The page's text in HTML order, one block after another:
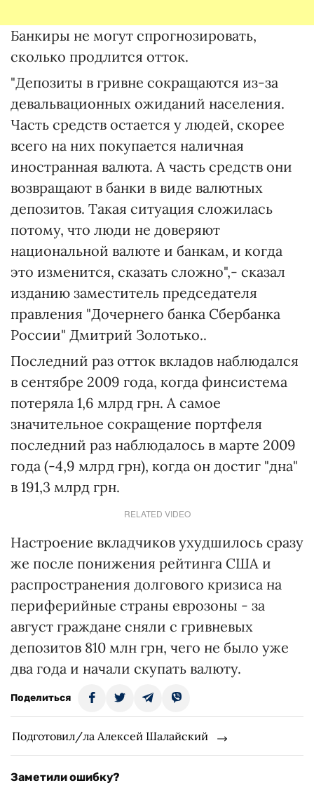
Банкиры не могут спрогнозировать,
сколько продлится отток.
"Депозиты в гривне сокращаются из-за
девальвационных ожиданий населения.
Часть средств остается у людей, скорее
всего на них покупается наличная
иностранная валюта. А часть средств они
возвращают в банки в виде валютных
депозитов. Такая ситуация сложилась
потому, что люди не доверяют
национальной валюте и банкам, и когда
это изменится, сказать сложно",- сказал
изданию заместитель председателя
правления "Дочернего банка Сбербанка
России" Дмитрий Золотько..
Последний раз отток вкладов наблюдался
в сентябре 2009 года, когда финсистема
потеряла 1,6 млрд грн. А самое
значительное сокращение портфеля
последний раз наблюдалось в марте 2009
года (-4,9 млрд грн), когда он достиг "дна"
в 191,3 млрд грн.
RELATED VIDEO
Настроение вкладчиков ухудшилось сразу
же после понижения рейтинга США и
распространения долгового кризиса на
периферийные страны еврозоны - за
август граждане сняли с гривневых
депозитов 810 млн грн, чего не было уже
два года и начали скупать валюту.
Поделиться
Подготовил/ла Алексей Шалайский
Заметили ошибку?